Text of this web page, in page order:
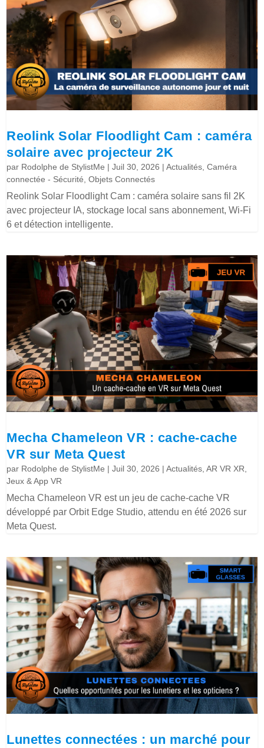
Reolink Solar Floodlight Cam : caméra
solaire avec projecteur 2K
par Rodolphe de StylistMe |Juil 30, 2026 |Actualités ,Caméra
connectée - Sécurité ,Objets Connectés
Reolink Solar Floodlight Cam : caméra solaire sans fil 2K
avec projecteur IA, stockage local sans abonnement, Wi-Fi
6 et détection intelligente.
Mecha Chameleon VR : cache-cache
VR sur Meta Quest
par Rodolphe de StylistMe |Juil 30, 2026 |Actualités ,AR VR XR
Jeux & App VR
Mecha Chameleon VR est un jeu de cache-cache VR
développé par Orbit Edge Studio, attendu en été 2026 sur
Meta Quest.
Lunettes connectées : un marché pour